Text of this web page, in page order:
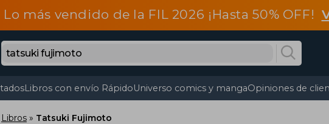
Lo más vendido de la FIL 2026 ¡Hasta 50% OFF!
Libros con envío RápidoUniverso comics y mangaOpiniones de
Libros Tatsuki Fujimoto